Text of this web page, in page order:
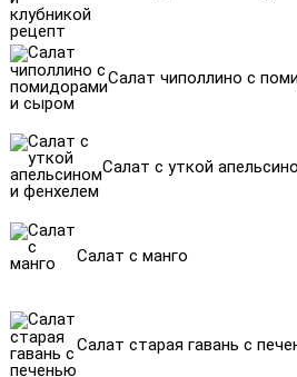
Салат чиполлино с
Салат с уткой
Салат с манго
Салат старая гавань с